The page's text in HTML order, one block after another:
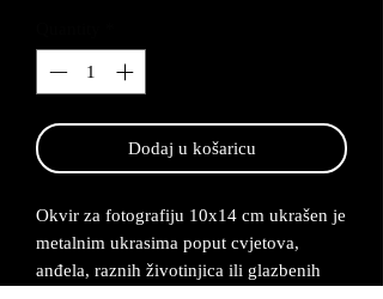
Dodaj u košaricu
Okvir za fotografiju 10x14 cm ukrašen je
metalnim ukrasima poput cvjetova,
anđela, raznih životinjica ili glazbenih